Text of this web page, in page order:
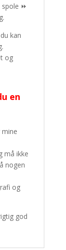
⏩
kan
og
en
må ikke
nogen
og
god